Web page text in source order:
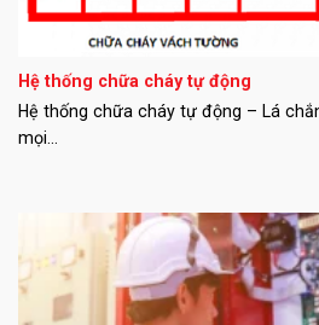
Hệ thống chữa cháy tự động
Hệ thống chữa cháy tự động – Lá
mọi...